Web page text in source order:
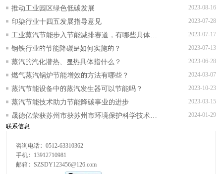
推动工业园区绿色低碳发展 2023-08-16
印染行业十四五发展指导意见 2023-07-28
工业蒸汽节能步入节能减排赛道，有哪些具体的
实施措施？
2023-07-17
钢铁行业的节能降碳是如何实施的？ 2023-07-13
蒸汽的汽化潜热、显热具体指什么？ 2023-06-28
燃气蒸汽锅炉节能增效的方法有哪些？ 2024-03-07
蒸汽节能设备中的蒸汽发生器可以节能吗？ 2023-10-23
蒸汽节能技术助力节能降碳事业的进步 2023-03-15
晟德亿荣获苏州市获苏州市环境保护科学技术一
等奖等多项奖项
2024-01-29
联系信息
咨询电话：0512-63310362
手机：13912710981
邮箱：SZSDY123456@126.com